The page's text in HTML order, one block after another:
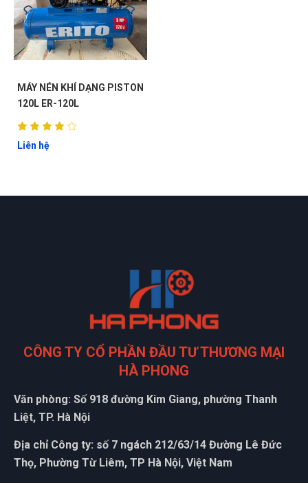
MÁY NÉN KHÍ DẠNG PISTON
120L ER-120L
Liên hệ
CÔNG TY CỔ PHẦN ĐẦU TƯ THƯƠNG MẠI
HÀ PHONG
Văn phòng: Số 918 đường Kim Giang, phường Thanh
Liệt, TP. Hà Nội
Địa chỉ Công ty: số 7 ngách 212/63/14 Đường Lê Đức
Thọ, Phường Từ Liêm, TP Hà Nội, Việt Nam
ĐẶT
LỊCH